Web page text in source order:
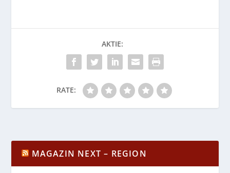
AKTIE:
RATE:
MAGAZIN NEXT – REGION